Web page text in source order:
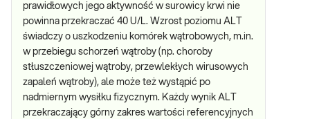
prawidłowych jego aktywność w surowicy krwi nie
powinna przekraczać 40 U/L. Wzrost poziomu ALT
świadczy o uszkodzeniu komórek wątrobowych, m.in.
w przebiegu schorzeń wątroby (np. choroby
stłuszczeniowej wątroby, przewlekłych wirusowych
zapaleń wątroby), ale może też wystąpić po
nadmiernym wysiłku fizycznym. Każdy wynik ALT
przekraczający górny zakres wartości referencyjnych